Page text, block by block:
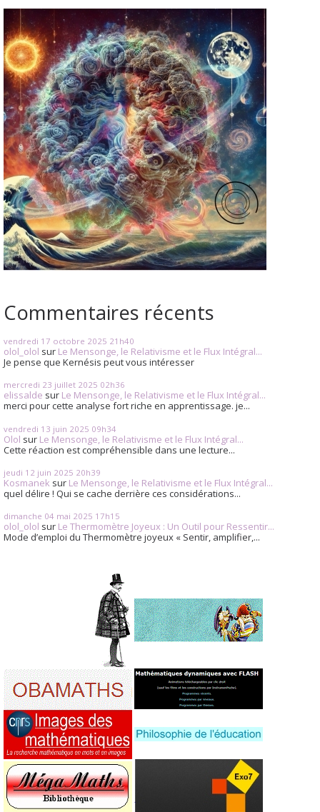
Commentaires récents
vendredi 17 octobre 2025 21h40
olol_olol sur Le Mensonge, le Relativisme et le Flux Intégral...
Je pense que Kernésis peut vous intéresser
mercredi 23 juillet 2025 02h36
elissalde sur Le Mensonge, le Relativisme et le Flux Intégral...
merci pour cette analyse fort riche en apprentissage. je...
vendredi 13 juin 2025 09h34
Olol sur Le Mensonge, le Relativisme et le Flux Intégral...
Cette réaction est compréhensible dans une lecture...
jeudi 12 juin 2025 20h39
Kosmanek sur Le Mensonge, le Relativisme et le Flux Intégral...
quel délire ! Qui se cache derrière ces considérations...
dimanche 04 mai 2025 17h15
olol_olol sur Le Thermomètre Joyeux : Un Outil pour Ressentir...
Mode d’emploi du Thermomètre joyeux « Sentir, amplifier,...